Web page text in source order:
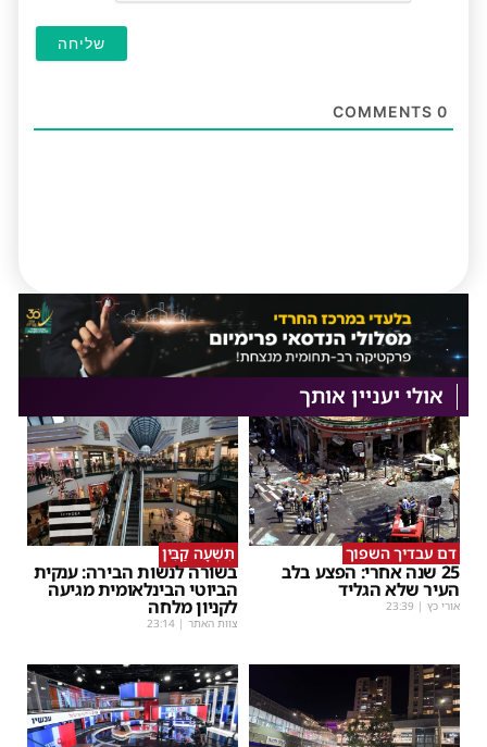
0
אולי יעניין אותך
דם עבדיך השפוך
25 שנה אחרי: הפצע בלב
העיר שלא הגליד
אורי כץ |
23:39
תִּשְׁעָה קַבִּין
בשורה לנשות הבירה: ענקית
הביוטי הבינלאומית מגיעה
לקניון מלחה
צוות האתר |
23:14